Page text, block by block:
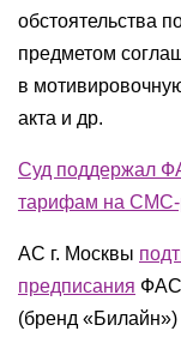
обстоятельства
предметом
в
акта и др.
Суд поддержал
тарифам на СМС-
АС г. Москвы
предписания
(бренд